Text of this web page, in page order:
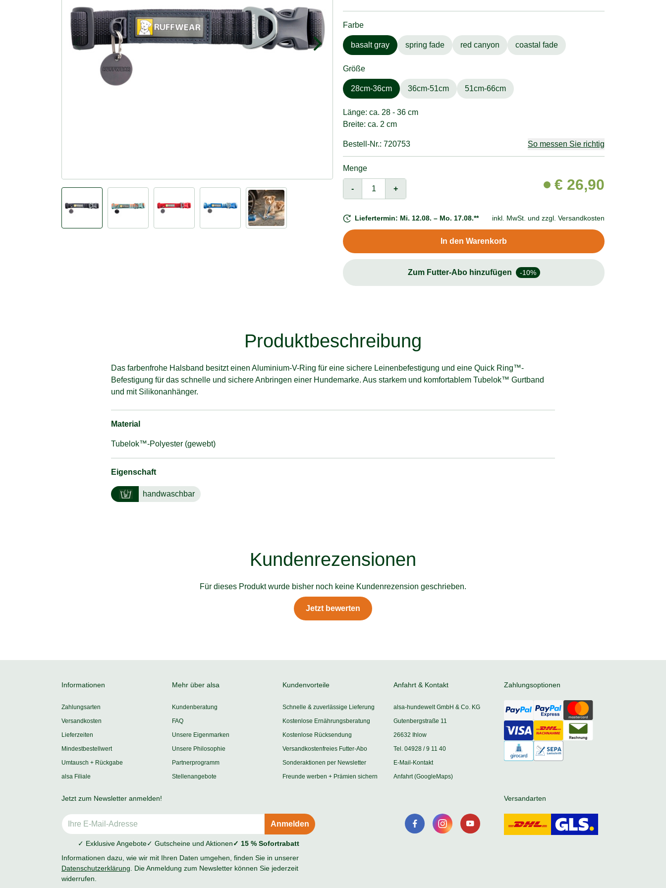
Farbe
basalt gray spring fade red canyon coastal fade
Größe
28cm-36cm 36cm-51cm 51cm-66cm
Länge: ca. 28 - 36 cm
Breite: ca. 2 cm
Bestell-Nr.: 720753 So messen Sie richtig
Menge
- + € 26,90
inkl. MwSt. und zzgl. Versandkosten
Liefertermin: Mi. 12.08. – Mo. 17.08.**
In den Warenkorb
Zum Futter-Abo hinzufügen -10%
Produktbeschreibung
Das farbenfrohe Halsband besitzt einen Aluminium-V-Ring für eine sichere Leinenbefestigung und eine Quick Ring™-
Befestigung für das schnelle und sichere Anbringen einer Hundemarke. Aus starkem und komfortablem Tubelok™ Gurtband
und mit Silikonanhänger.
Material
Tubelok™-Polyester (gewebt)
Eigenschaft
handwaschbar
Kundenrezensionen
Für dieses Produkt wurde bisher noch keine Kundenrezension geschrieben.
Jetzt bewerten
Informationen
Zahlungsarten
Versandkosten
Lieferzeiten
Mindestbestellwert
Umtausch + Rückgabe
alsa Filiale
Mehr über alsa
Kundenberatung
FAQ
Unsere Eigenmarken
Unsere Philosophie
Partnerprogramm
Stellenangebote
Kundenvorteile
Schnelle & zuverlässige Lieferung
Kostenlose Ernährungsberatung
Kostenlose Rücksendung
Versandkostenfreies Futter-Abo
Sonderaktionen per Newsletter
Freunde werben + Prämien sichern
Anfahrt & Kontakt
alsa-hundewelt GmbH & Co. KG
Gutenbergstraße 11
26632 Ihlow
Tel. 04928 / 9 11 40
E-Mail-Kontakt
Anfahrt (GoogleMaps)
Zahlungsoptionen
Versandarten
Jetzt zum Newsletter anmelden!
✓ Exklusive Angebote✓ Gutscheine und Aktionen✓ 15 % Sofortrabatt
Informationen dazu, wie wir mit Ihren Daten umgehen, finden Sie in unserer
Datenschutzerklärung . Die Anmeldung zum Newsletter können Sie jederzeit
widerrufen.